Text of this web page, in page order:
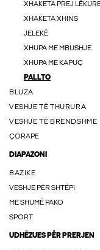
XHAKETA PREJ
XHAKETA XHINS
JELEKË
XHUPA ME MBUSHJE
XHUPA ME KAPUÇ
PALLTO
BLUZA
VESHJE TË THURURA
VESHJE TË BRENDSHME
ÇORAPE
DIAPAZONI
BAZIKE
VESHJE PËR SHTËPI
ME SHUMË PAKO
SPORT
UDHËZUES PËR PRERJEN